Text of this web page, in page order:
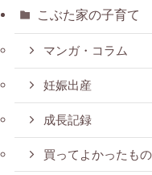
こぶた家の子育て
マンガ・コラム
妊娠出産
成長記録
買ってよかったもの